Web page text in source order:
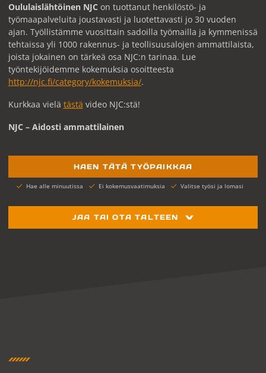
Oululaislähtöinen NJC on tuottanut henkilöstö- ja
työmaapalveluita joustavasti ja luotettavasti jo 30 vuoden
ajan. Työllistämme vuosittain sadoilla työmailla ja kymmenissä
tehtaissa yli 1000 rakennus- ja teollisuusalojen ammattilaista,
joista jokainen on tärkeä osa NJC:n tarinaa. Lue
työntekijöidemme kokemuksia osoitteesta
http://njc.fi/category/kokemuksia/.
Kurkkaa vielä tästä video NJC:stä!
NJC – Aidosti ammattilainen
HAEN TÄTÄ TYÖPAIKKAA
Hae alle minuutissa Ei kokemusvaatimuksia Valitse työsi ja lomasi
JAA TAI OTA TALTEEN